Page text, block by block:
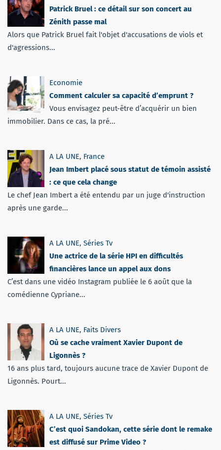
Patrick Bruel : ce détail sur son concert au
Zénith passe mal
Alors que Patrick Bruel fait l'objet d'accusations de viols et
d'agressions...
Economie
Comment calculer sa capacité d’emprunt ?
Vous envisagez peut-être d’acquérir un bien
immobilier. Dans ce cas, la pré...
A LA UNE, France
Jean Imbert placé sous statut de témoin assisté
: ce que cela change
Le chef Jean Imbert a été entendu par un juge d'instruction
après une garde...
A LA UNE, Séries Tv
Une actrice de la série HPI en difficultés
financières lance un appel aux dons
C’est dans une vidéo Instagram publiée le 6 août que la
comédienne Cypriane...
A LA UNE, Faits Divers
Où se cache vraiment Xavier Dupont de
Ligonnès ?
16 ans plus tard, toujours aucune trace de Xavier Dupont de
Ligonnès. Pourt...
A LA UNE, Séries Tv
C’est quoi Sandokan, cette série dont le remake
est diffusé sur Prime Video ?